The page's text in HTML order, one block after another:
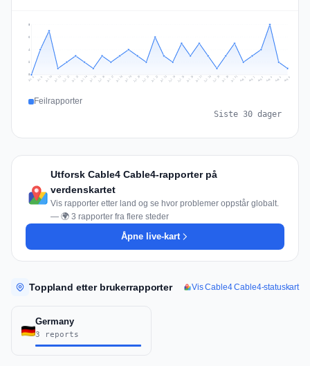
2
4
6
8
Jul 8 Jul 9 Jul 10 Jul 11 Jul 12 Jul 13 Jul 14 Jul 15 Jul 16 Jul 17 Jul 18 Jul 19 Jul 20 Jul 21 Jul 22 Jul 23 Jul 24 Jul 25 Jul 26 Jul 27 Jul 28 Jul 29 Jul 30 Jul 31 Aug 1 Aug 2 Aug 3 Aug 4 Aug 5 Aug 6
Feilrapporter
Siste 30 dager
Utforsk Cable4 Cable4-rapporter på
verdenskartet
Vis rapporter etter land og se hvor problemer oppstår globalt.
— 🌍 3 rapporter fra flere steder
Åpne live-kart
Toppland etter brukerrapporter Vis Cable4 Cable4-statuskart
Germany
3 reports